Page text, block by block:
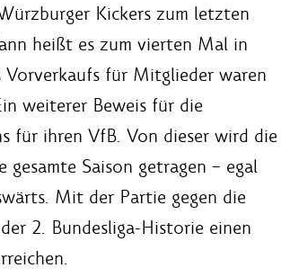
Kickers zum letzten
heißt es zum vierten Mal in
Vorverkaufs für Mitglieder waren
weiterer Beweis für die
für ihren VfB. Von dieser wird die
Saison getragen – egal
Mit der Partie gegen die
2. Bundesliga-Historie einen